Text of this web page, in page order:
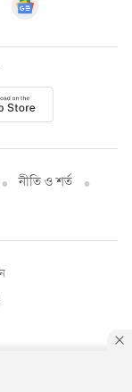
নীতি ও শর্ত